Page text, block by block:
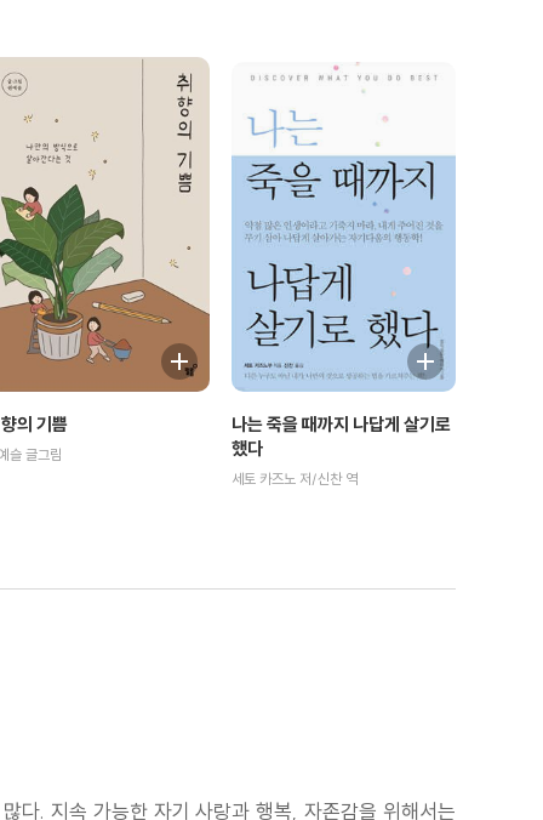
의 기쁨
슬 글그림
나는 죽을 때까지 나답게 살기로
했다
세토 카즈노 저/신찬 역
다. 지속 가능한 자기 사랑과 행복, 자존감을 위해서는